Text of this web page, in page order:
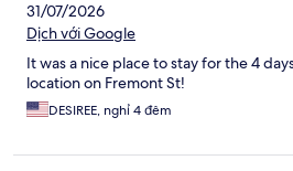
31/07/2026
Dịch với Google
It was a nice place to stay for the 4
location on Fremont St!
DESIREE, nghỉ 4 đêm